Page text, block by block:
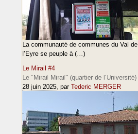
La communauté de communes du Val de
l’Eyre se peuple à (…)
Le Mirail #4
Le "Mirail Mirail" (quartier de l’Université)
28 juin 2025, par Tederic MERGER